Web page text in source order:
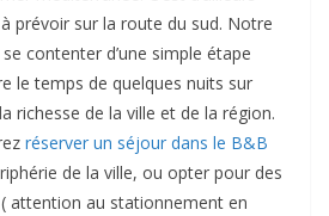
prévoir sur la route du sud. Notre
contenter d’une simple étape
le temps de quelques nuits sur
richesse de la ville et de la région.
réserver un séjour dans le B&B
de la ville, ou opter pour des
attention au stationnement en